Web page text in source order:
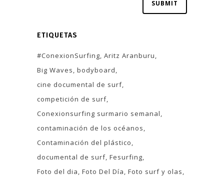
ETIQUETAS
#ConexionSurfing Aritz Aranburu
Big Waves bodyboard
cine documental de surf
competición de surf
Conexionsurfing surmario semanal
contaminación de los océanos
Contaminación del plástico
documental de surf Fesurfing
Foto del dia Foto Del Día Foto surf y olas